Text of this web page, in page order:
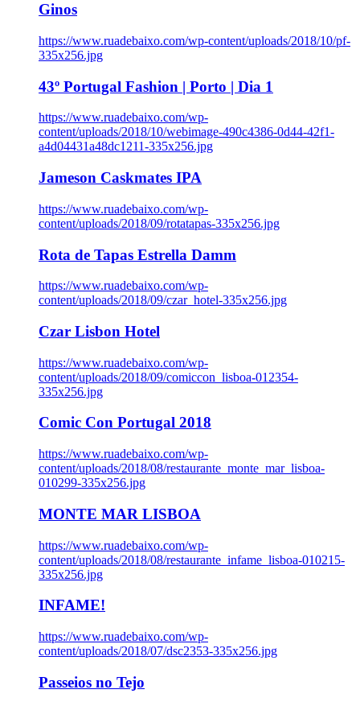
Ginos
https://www.ruadebaixo.com/wp-content/uploads/2018/10/pf-
335x256.jpg
43º Portugal Fashion | Porto | Dia 1
https://www.ruadebaixo.com/wp-
content/uploads/2018/10/webimage-490c4386-0d44-42f1-
a4d04431a48dc1211-335x256.jpg
Jameson Caskmates IPA
https://www.ruadebaixo.com/wp-
content/uploads/2018/09/rotatapas-335x256.jpg
Rota de Tapas Estrella Damm
https://www.ruadebaixo.com/wp-
content/uploads/2018/09/czar_hotel-335x256.jpg
Czar Lisbon Hotel
https://www.ruadebaixo.com/wp-
content/uploads/2018/09/comiccon_lisboa-012354-
335x256.jpg
Comic Con Portugal 2018
https://www.ruadebaixo.com/wp-
content/uploads/2018/08/restaurante_monte_mar_lisboa-
010299-335x256.jpg
MONTE MAR LISBOA
https://www.ruadebaixo.com/wp-
content/uploads/2018/08/restaurante_infame_lisboa-010215-
335x256.jpg
INFAME!
https://www.ruadebaixo.com/wp-
content/uploads/2018/07/dsc2353-335x256.jpg
Passeios no Tejo